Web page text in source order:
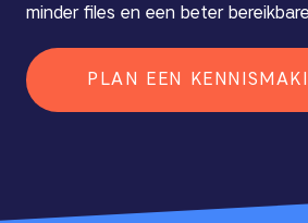
minder files en een beter
PLAN EEN